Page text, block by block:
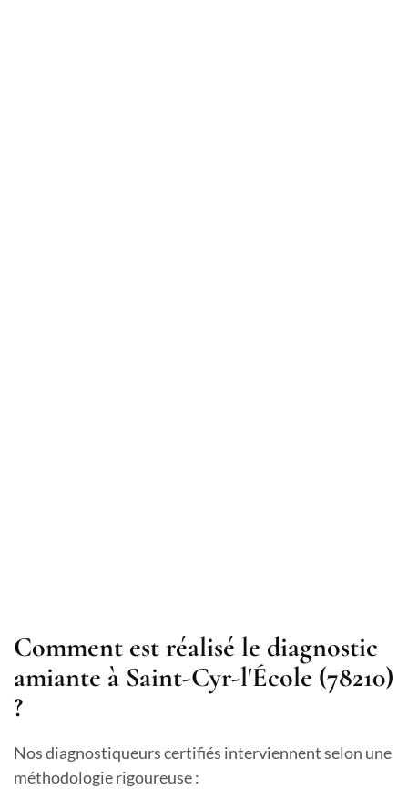
Comment est réalisé le diagnostic
amiante à Saint-Cyr-l'École (78210)
?
Nos diagnostiqueurs certifiés interviennent selon une
méthodologie rigoureuse :